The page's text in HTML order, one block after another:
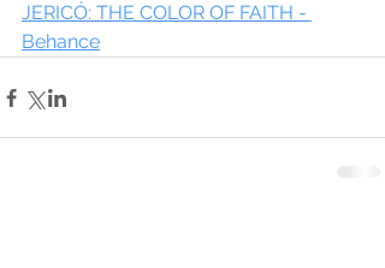
JERICÓ: THE COLOR OF FAITH -
Behance